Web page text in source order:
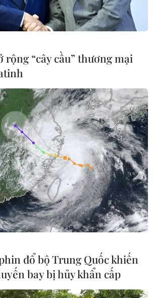
Quốc và Mỹ đang bất đồng về việc
toàn bộ tài liệu đang được cất giữ
các công ty Trung Quốc niêm yết
New York.
tới Hong Kong trước
yết cổ phiếu ở Mỹ
có thể gia tăng, khi có thêm các
rộng “cây cầu” thương mại
đổ bộ Trung Quốc khiến
bay bị hủy khẩn cấp